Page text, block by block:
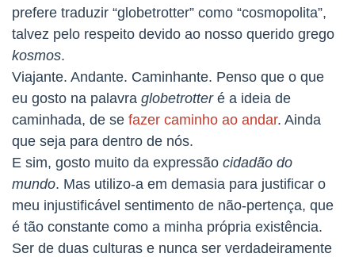
prefere traduzir “globetrotter” como “cosmopolita”,
talvez pelo respeito devido ao nosso querido grego
kosmos.
Viajante. Andante. Caminhante. Penso que o que
eu gosto na palavra globetrotteré a ideia de
caminhada, de se fazer caminho ao andar. Ainda
que seja para dentro de nós.
E sim, gosto muito da expressão cidadão do
mundo. Mas utilizo-a em demasia para justificar o
meu injustificável sentimento de não-pertença, que
é tão constante como a minha própria existência.
Ser de duas culturas e nunca ser verdadeiramente